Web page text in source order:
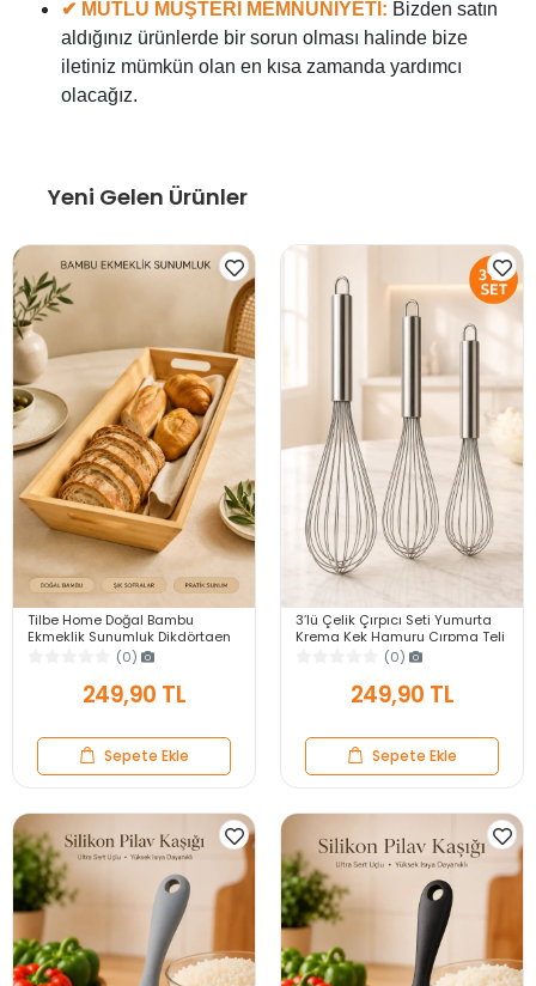
✔ MUTLU MÜŞTERİ MEMNUNİYETİ: Bizden satın
aldığınız ürünlerde bir sorun olması halinde bize
iletiniz mümkün olan en kısa zamanda yardımcı
olacağız.
Yeni Gelen Ürünler
Tilbe Home Doğal Bambu
Ekmeklik Sunumluk Dikdörtgen
Kahvaltı ve Servis Sepeti
(0)
249,90 TL
Sepete Ekle
3’lü Çelik Çırpıcı Seti Yumurta
Krema Kek Hamuru Çırpma Teli
Pratik Sos Karıştırıcı Mutfak Teli
(0)
249,90 TL
Sepete Ekle